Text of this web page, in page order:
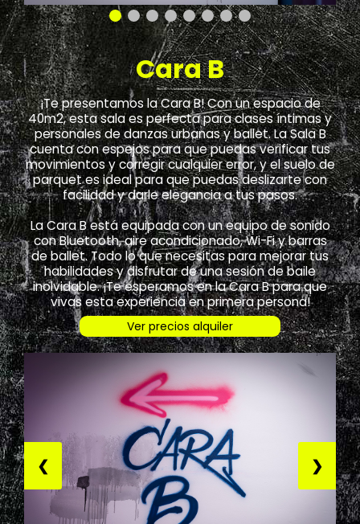
Cara B
¡Te presentamos la Cara B! Con un espacio de
40m2, esta sala es perfecta para clases íntimas y
personales de danzas urbanas y ballet. La Sala B
cuenta con espejos para que puedas verificar tus
movimientos y corregir cualquier error, y el suelo de
parquet es ideal para que puedas deslizarte con
facilidad y darle elegancia a tus pasos.
La Cara B está equipada con un equipo de sonido
con Bluetooth, aire acondicionado, Wi-Fi y barras
de ballet. Todo lo que necesitas para mejorar tus
habilidades y disfrutar de una sesión de baile
inolvidable. ¡Te esperamos en la Cara B para que
vivas esta experiencia en primera persona!
Ver precios alquiler
❮ ❯